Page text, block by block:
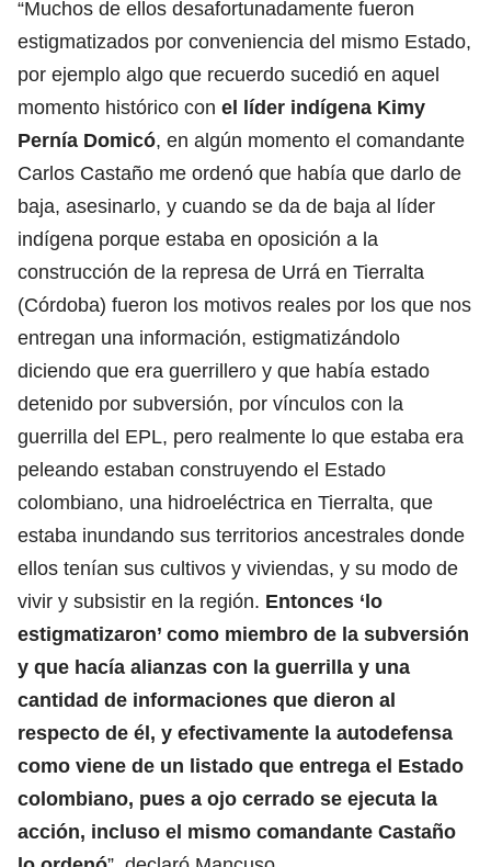
“Muchos de ellos desafortunadamente fueron
estigmatizados por conveniencia del mismo Estado,
por ejemplo algo que recuerdo sucedió en aquel
momento histórico con el líder indígena Kimy
Pernía Domicó, en algún momento el comandante
Carlos Castaño me ordenó que había que darlo de
baja, asesinarlo, y cuando se da de baja al líder
indígena porque estaba en oposición a la
construcción de la represa de Urrá en Tierralta
(Córdoba) fueron los motivos reales por los que nos
entregan una información, estigmatizándolo
diciendo que era guerrillero y que había estado
detenido por subversión, por vínculos con la
guerrilla del EPL, pero realmente lo que estaba era
peleando estaban construyendo el Estado
colombiano, una hidroeléctrica en Tierralta, que
estaba inundando sus territorios ancestrales donde
ellos tenían sus cultivos y viviendas, y su modo de
vivir y subsistir en la región. Entonces ‘lo
estigmatizaron’ como miembro de la subversión
y que hacía alianzas con la guerrilla y una
cantidad de informaciones que dieron al
respecto de él, y efectivamente la autodefensa
como viene de un listado que entrega el Estado
colombiano, pues a ojo cerrado se ejecuta la
acción, incluso el mismo comandante Castaño